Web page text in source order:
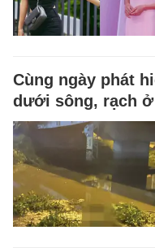
Cùng ngày phát
dưới sông, rạch ở